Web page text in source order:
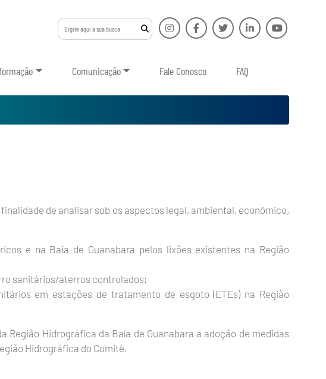
Comunicação Fale Conosco FAQ
de analisar sob os aspectos legal, ambiental, econômico,
e na Baia de Guanabara pelos lixões existentes na Região
sanitários/aterros controlados;
em estações de tratamento de esgoto (ETEs) na Região
Região Hidrográfica da Baía de Guanabara a adoção de medidas
Hidrográfica do Comitê.